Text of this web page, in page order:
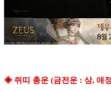
◈ 쥐띠 총운 (금전운 : 상, 애